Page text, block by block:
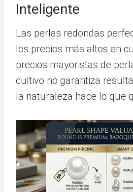
Inteligente
Las perlas redondas
los precios más altos en
precios mayoristas de
cultivo no garantiza
la naturaleza hace lo que